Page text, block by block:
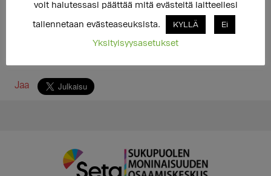
Jaa
voit halutessasi päättää mitä evästeitä laitteellesi
tallennetaan evästeaseuksista. KYLLÄ Ei
Yksityisyysasetukset